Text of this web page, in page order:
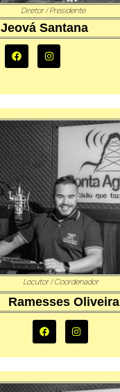
Diretor / Presidente
Jeová Santana
Locutor / Coordenador
Ramesses Oliveira